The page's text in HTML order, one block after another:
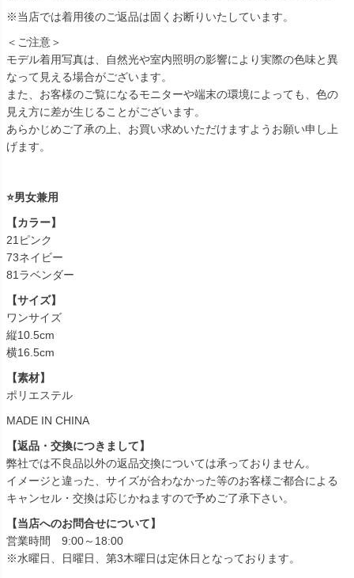
※当店では着用後のご返品は固くお断りいたしています。
＜ご注意＞
モデル着用写真は、自然光や室内照明の影響により実際の色味と異
なって見える場合がございます。
また、お客様のご覧になるモニターや端末の環境によっても、色の
見え方に差が生じることがございます。
あらかじめご了承の上、お買い求めいただけますようお願い申し上
げます。
⭐男女兼用
【カラー】
21ピンク
73ネイビー
81ラベンダー
【サイズ】
ワンサイズ
縦10.5cm
横16.5cm
【素材】
ポリエステル
MADE IN CHINA
【返品・交換につきまして】
弊社では不良品以外の返品交換については承っておりません。
イメージと違った、サイズが合わなかった等のお客様ご都合による
キャンセル・交換は応じかねますので予めご了承下さい。
【当店へのお問合せについて】
営業時間 9:00～18:00
※水曜日、日曜日、第3木曜日は定休日となっております。